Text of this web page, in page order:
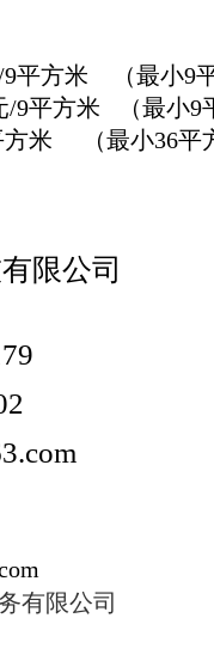
平方米 （最小9
/9平方米 （最小9
米 （最小36平
限公司
有限公司